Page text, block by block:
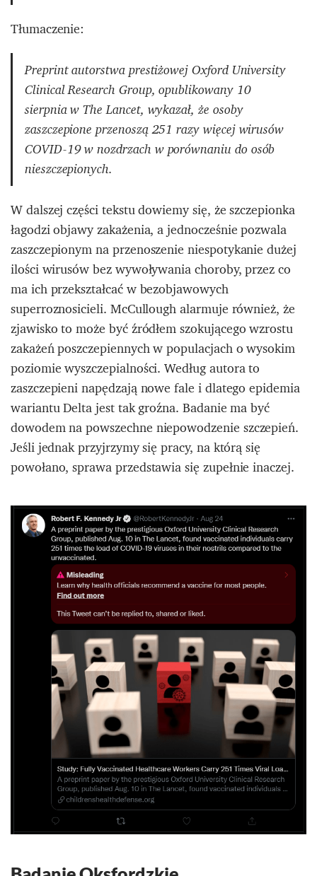
Tłumaczenie:
Preprint autorstwa prestiżowej Oxford University
Clinical Research Group, opublikowany 10
sierpnia w The Lancet, wykazał, że osoby
zaszczepione przenoszą 251 razy więcej wirusów
COVID-19 w nozdrzach w porównaniu do osób
nieszczepionych.
W dalszej części tekstu dowiemy się, że szczepionka
łagodzi objawy zakażenia, a jednocześnie pozwala
zaszczepionym na przenoszenie niespotykanie dużej
ilości wirusów bez wywoływania choroby, przez co
ma ich przekształcać w bezobjawowych
superroznosicieli. McCullough alarmuje również, że
zjawisko to może być źródłem szokującego wzrostu
zakażeń poszczepiennych w populacjach o wysokim
poziomie wyszczepialności. Według autora to
zaszczepieni napędzają nowe fale i dlatego epidemia
wariantu Delta jest tak groźna. Badanie ma być
dowodem na powszechne niepowodzenie szczepień.
Jeśli jednak przyjrzymy się pracy, na którą się
powołano, sprawa przedstawia się zupełnie inaczej.